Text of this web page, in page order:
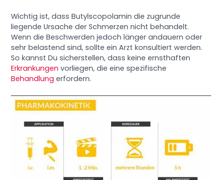
Wichtig ist, dass Butylscopolamin die zugrunde
liegende Ursache der Schmerzen nicht behandelt.
Wenn die Beschwerden jedoch länger andauern oder
sehr belastend sind, sollte ein Arzt konsultiert werden.
So kannst Du sicherstellen, dass keine ernsthaften
Erkrankungen vorliegen, die eine spezifische
Behandlung erfordern.